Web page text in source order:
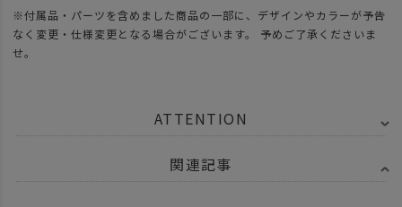
※付属品・パーツを含めました商品の一部に、デザインやカラーが予告
なく変更・仕様変更となる場合がございます。 予めご了承くださいま
せ。
ATTENTION
関連記事